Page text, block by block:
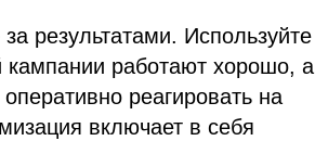
результатами. Используйте
кампании работают хорошо, а
реагировать на
включает в себя